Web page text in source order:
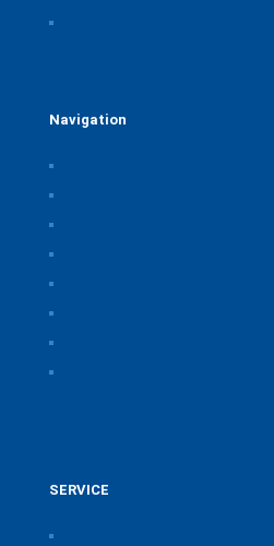
Navigation
SERVICE